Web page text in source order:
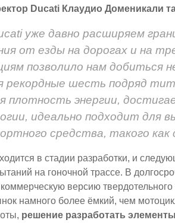
Ducati Клаудио Доменикали
уже давно расширяем
от езды на дорогах и на
позволило нам добиться
рекордные шесть подряд
плотность энергии,
идеально подходит для
средства, такого
в стадии разработки, и
на гоночной трассе. В
версию твердотельного
намного более ёмкий, чем
решение разработать